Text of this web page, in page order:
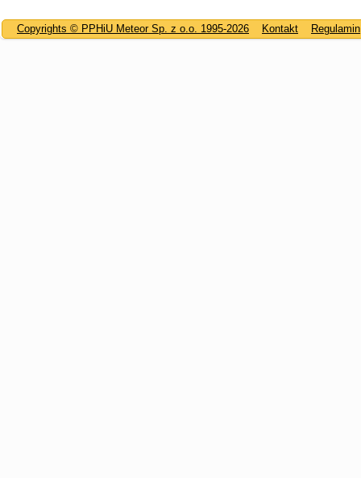
Copyrights © PPHiU Meteor Sp. z o.o. 1995-2026 Kontakt Regulamin